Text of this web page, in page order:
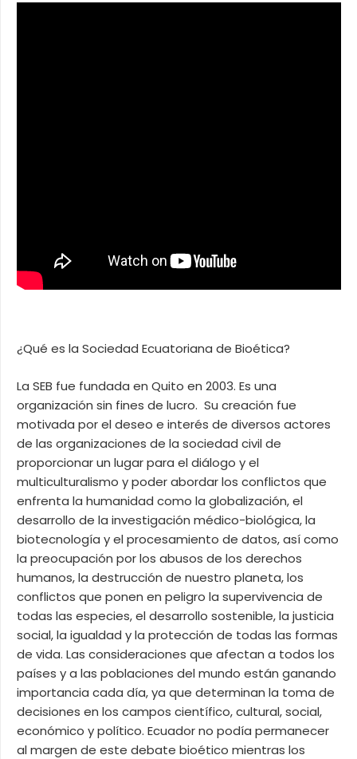
¿Qué es la Sociedad Ecuatoriana de Bioética?
La SEB fue fundada en Quito en 2003. Es una
organización sin fines de lucro. Su creación fue
motivada por el deseo e interés de diversos actores
de las organizaciones de la sociedad civil de
proporcionar un lugar para el diálogo y el
multiculturalismo y poder abordar los conflictos que
enfrenta la humanidad como la globalización, el
desarrollo de la investigación médico-biológica, la
biotecnología y el procesamiento de datos, así como
la preocupación por los abusos de los derechos
humanos, la destrucción de nuestro planeta, los
conflictos que ponen en peligro la supervivencia de
todas las especies, el desarrollo sostenible, la justicia
social, la igualdad y la protección de todas las formas
de vida. Las consideraciones que afectan a todos los
países y a las poblaciones del mundo están ganando
importancia cada día, ya que determinan la toma de
decisiones en los campos científico, cultural, social,
económico y político. Ecuador no podía permanecer
al margen de este debate bioético mientras los